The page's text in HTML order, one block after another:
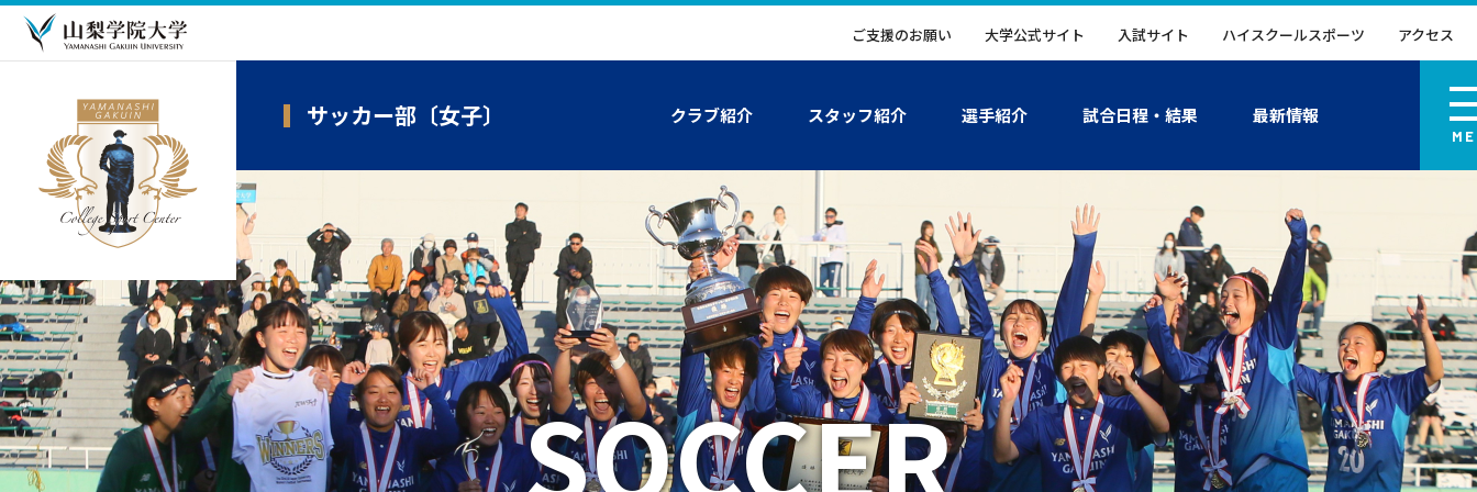
ご支援のお願い 大学公式サイト 入試サイト ハイスクールスポーツ アクセス
サッカー部〔女子〕 クラブ紹介 スタッフ紹介 選手紹介 試合日程・結果 最新情報
SOCCER